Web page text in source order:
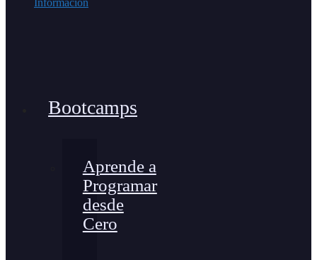
Información
Bootcamps
Aprende a
Programar
desde
Cero